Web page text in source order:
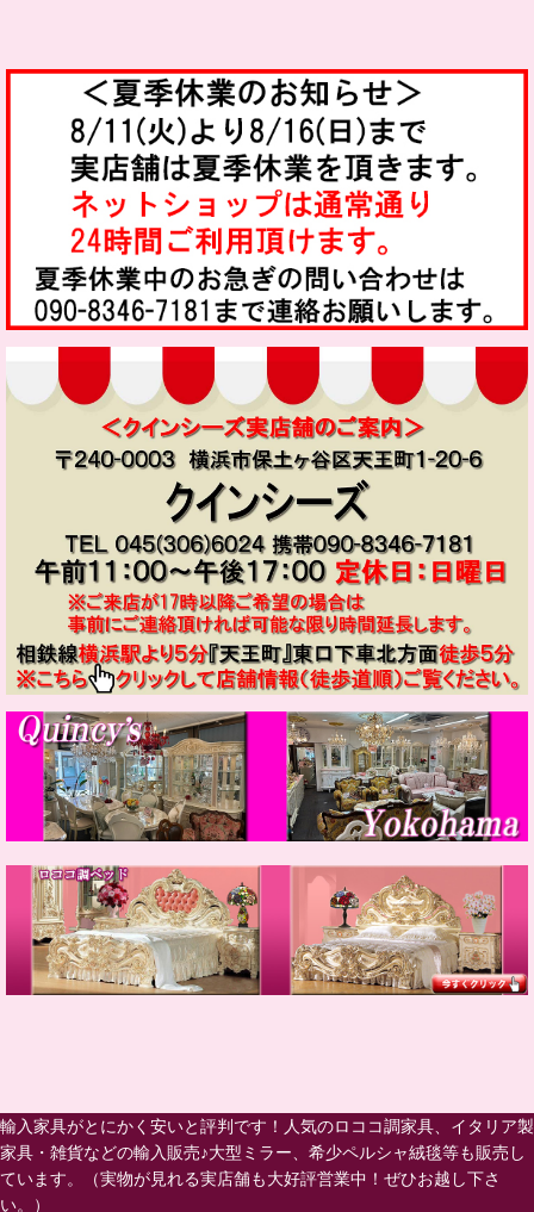
輸入家具がとにかく安いと評判です！人気のロココ調家具、イタリア製
家具・雑貨などの輸入販売♪大型ミラー、希少ペルシャ絨毯等も販売し
ています。（実物が見れる実店舗も大好評営業中！ぜひお越し下さ
い。）